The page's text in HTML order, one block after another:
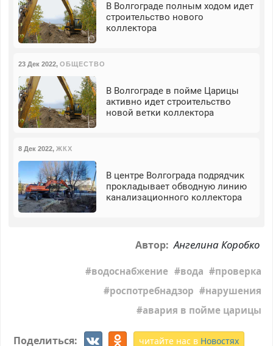
В Волгограде полным ходом идет
строительство нового
коллектора
23 Дек 2022, ОБЩЕСТВО
В Волгограде в пойме Царицы
активно идет строительство
новой ветки коллектора
8 Дек 2022, ЖКХ
В центре Волгограда подрядчик
прокладывает обводную линию
канализационного коллектора
Автор: Ангелина Коробко
водоснабжение вода
проверка
роспотребнадзор
нарушения
авария в пойме царицы
Поделиться: читайте нас в Новостях